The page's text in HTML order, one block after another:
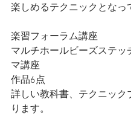
楽しめるテクニックとなっ
楽習フォーラム講座
マルチホールビーズステッ
マ講座
作品6点
詳しい教科書、テクニック
ります。